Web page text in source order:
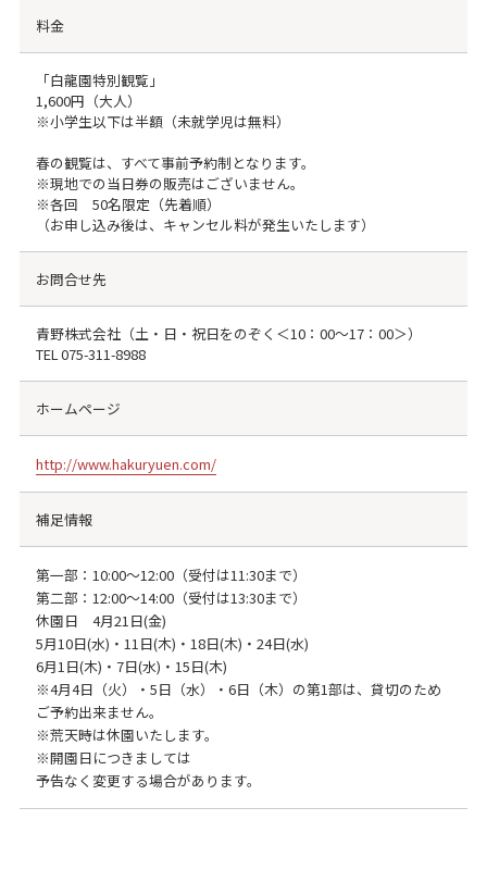
料金
「白龍園特別観覧」
1,600円（大人）
※小学生以下は半額（未就学児は無料）
春の観覧は、すべて事前予約制となります。
※現地での当日券の販売はございません。
※各回 50名限定（先着順）
（お申し込み後は、キャンセル料が発生いたします）
お問合せ先
青野株式会社（土・日・祝日をのぞく＜10：00～17：00＞）
TEL 075-311-8988
ホームページ
http://www.hakuryuen.com/
補足情報
第一部：10:00〜12:00（受付は11:30まで）
第二部：12:00〜14:00（受付は13:30まで）
休園日 4月21日(金)
5月10日(水)・11日(木)・18日(木)・24日(水)
6月1日(木)・7日(水)・15日(木)
※4月4日（火）・5日（水）・6日（木）の第1部は、貸切のため
ご予約出来ません。
※荒天時は休園いたします。
※開園日につきましては
予告なく変更する場合があります。